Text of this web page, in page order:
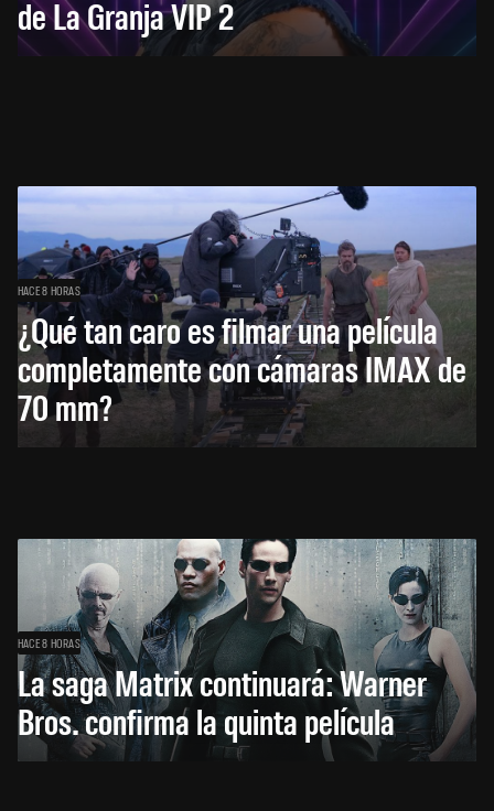
de La Granja VIP 2
HACE 8 HORAS
¿Qué tan caro es filmar una película
completamente con cámaras IMAX de
70 mm?
HACE 8 HORAS
La saga Matrix continuará: Warner
Bros. confirma la quinta película